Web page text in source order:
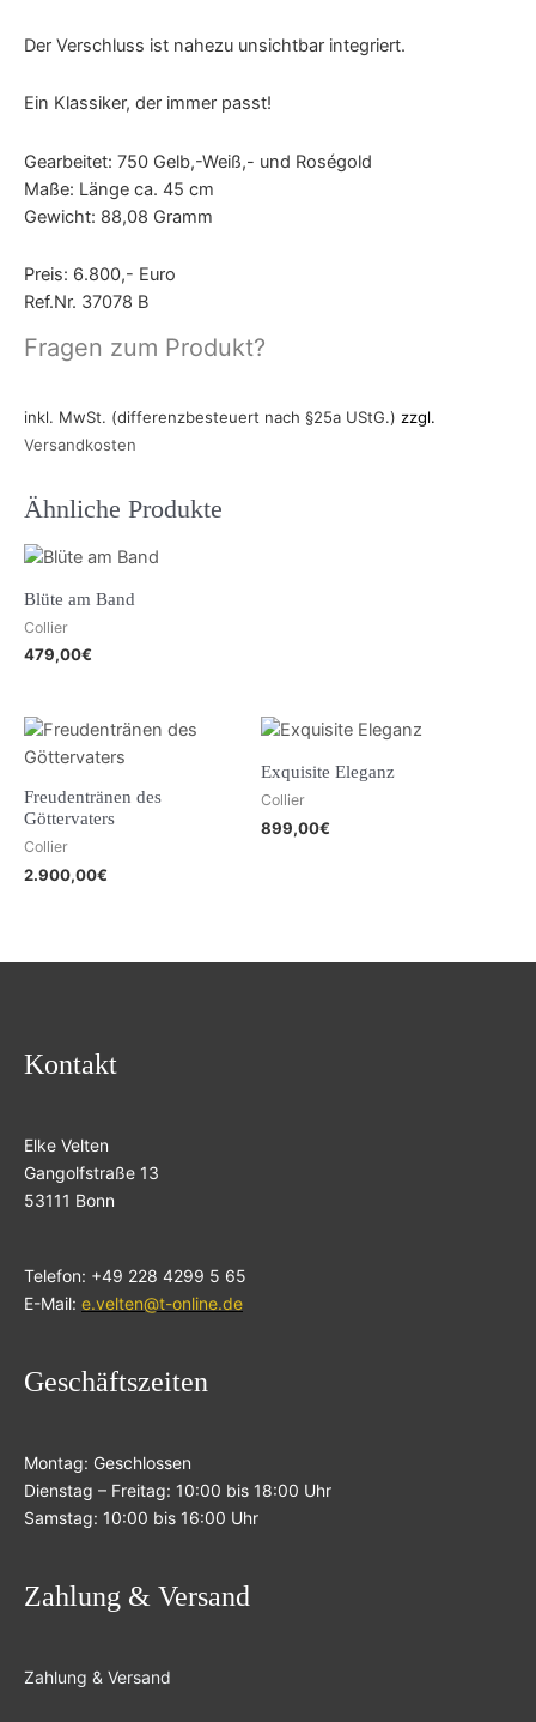
Der Verschluss ist nahezu unsichtbar integriert.
Ein Klassiker, der immer passt!
Gearbeitet: 750 Gelb,-Weiß,- und Roségold
Maße: Länge ca. 45 cm
Gewicht: 88,08 Gramm
Preis: 6.800,- Euro
Ref.Nr. 37078 B
Fragen zum Produkt?
inkl. MwSt. (differenzbesteuert nach §25a UStG.) zzgl.
Versandkosten
Ähnliche Produkte
Blüte am Band
Collier
479,00€
Freudentränen des
Göttervaters
Collier
2.900,00€
Exquisite Eleganz
Collier
899,00€
Kontakt
Elke Velten
Gangolfstraße 13
53111 Bonn
Telefon: +49 228 4299 5 65
E-Mail: e.velten@t-online.de
Geschäftszeiten
Montag: Geschlossen
Dienstag – Freitag: 10:00 bis 18:00 Uhr
Samstag: 10:00 bis 16:00 Uhr
Zahlung & Versand
Zahlung & Versand